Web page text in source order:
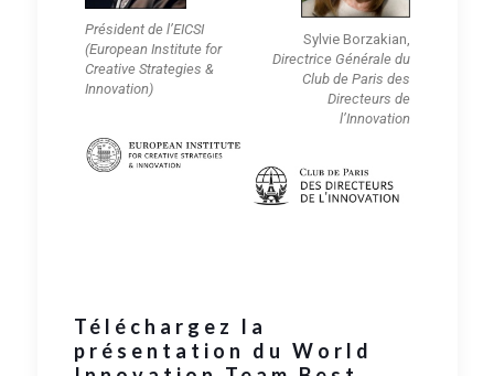
Président de l’EICSI
(European Institute for
Creative Strategies &
Innovation)
Sylvie Borzakian,
Directrice Générale du
Club de Paris des
Directeurs de
l’Innovation
Téléchargez la
présentation du World